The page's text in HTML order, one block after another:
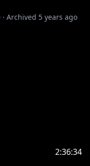
－－－－－－⋈
· Archived 5 years ago
2:36:34